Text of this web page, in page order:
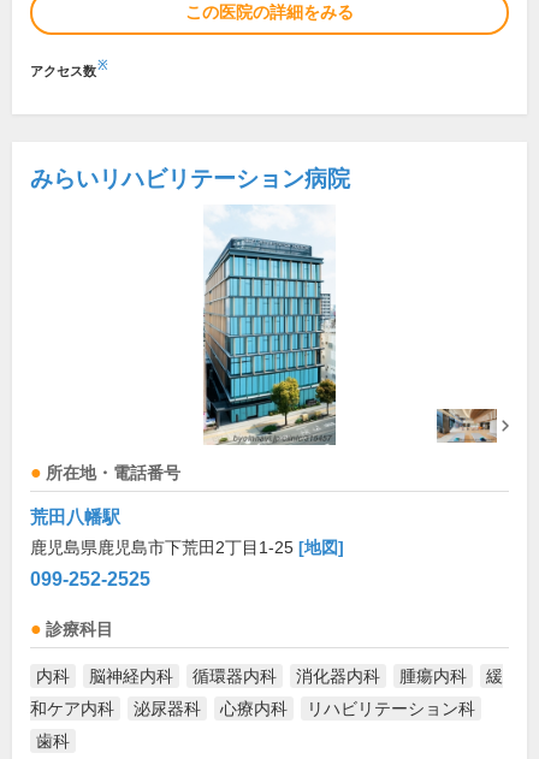
この医院の詳細をみる
アクセス数※
みらいリハビリテーション病院
所在地・電話番号
荒田八幡駅
鹿児島県鹿児島市下荒田2丁目1-25 [地図]
099-252-2525
診療科目
内科 脳神経内科 循環器内科 消化器内科 腫瘍内科
緩
和ケア内科
泌尿器科 心療内科
リハビリテーション科
歯科